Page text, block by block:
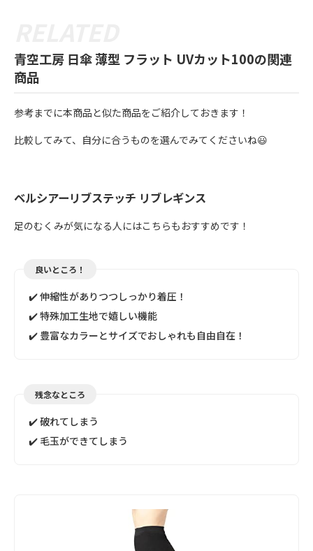
青空工房 日傘 薄型 フラット UVカット100の関連
商品
参考までに本商品と似た商品をご紹介しておきます！
比較してみて、自分に合うものを選んでみてくださいね😃
ベルシアーリブステッチ リブレギンス
足のむくみが気になる人にはこちらもおすすめです！
良いところ！
✔️ 伸縮性がありつつしっかり着圧！
✔️ 特殊加工生地で嬉しい機能
✔️ 豊富なカラーとサイズでおしゃれも自由自在！
残念なところ
✔️ 破れてしまう
✔️ 毛玉ができてしまう